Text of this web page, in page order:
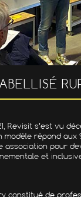
Revisit s’est vu
répond aux
association pour
et